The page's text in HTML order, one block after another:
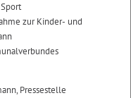
zur Kinder- und
Pressestelle